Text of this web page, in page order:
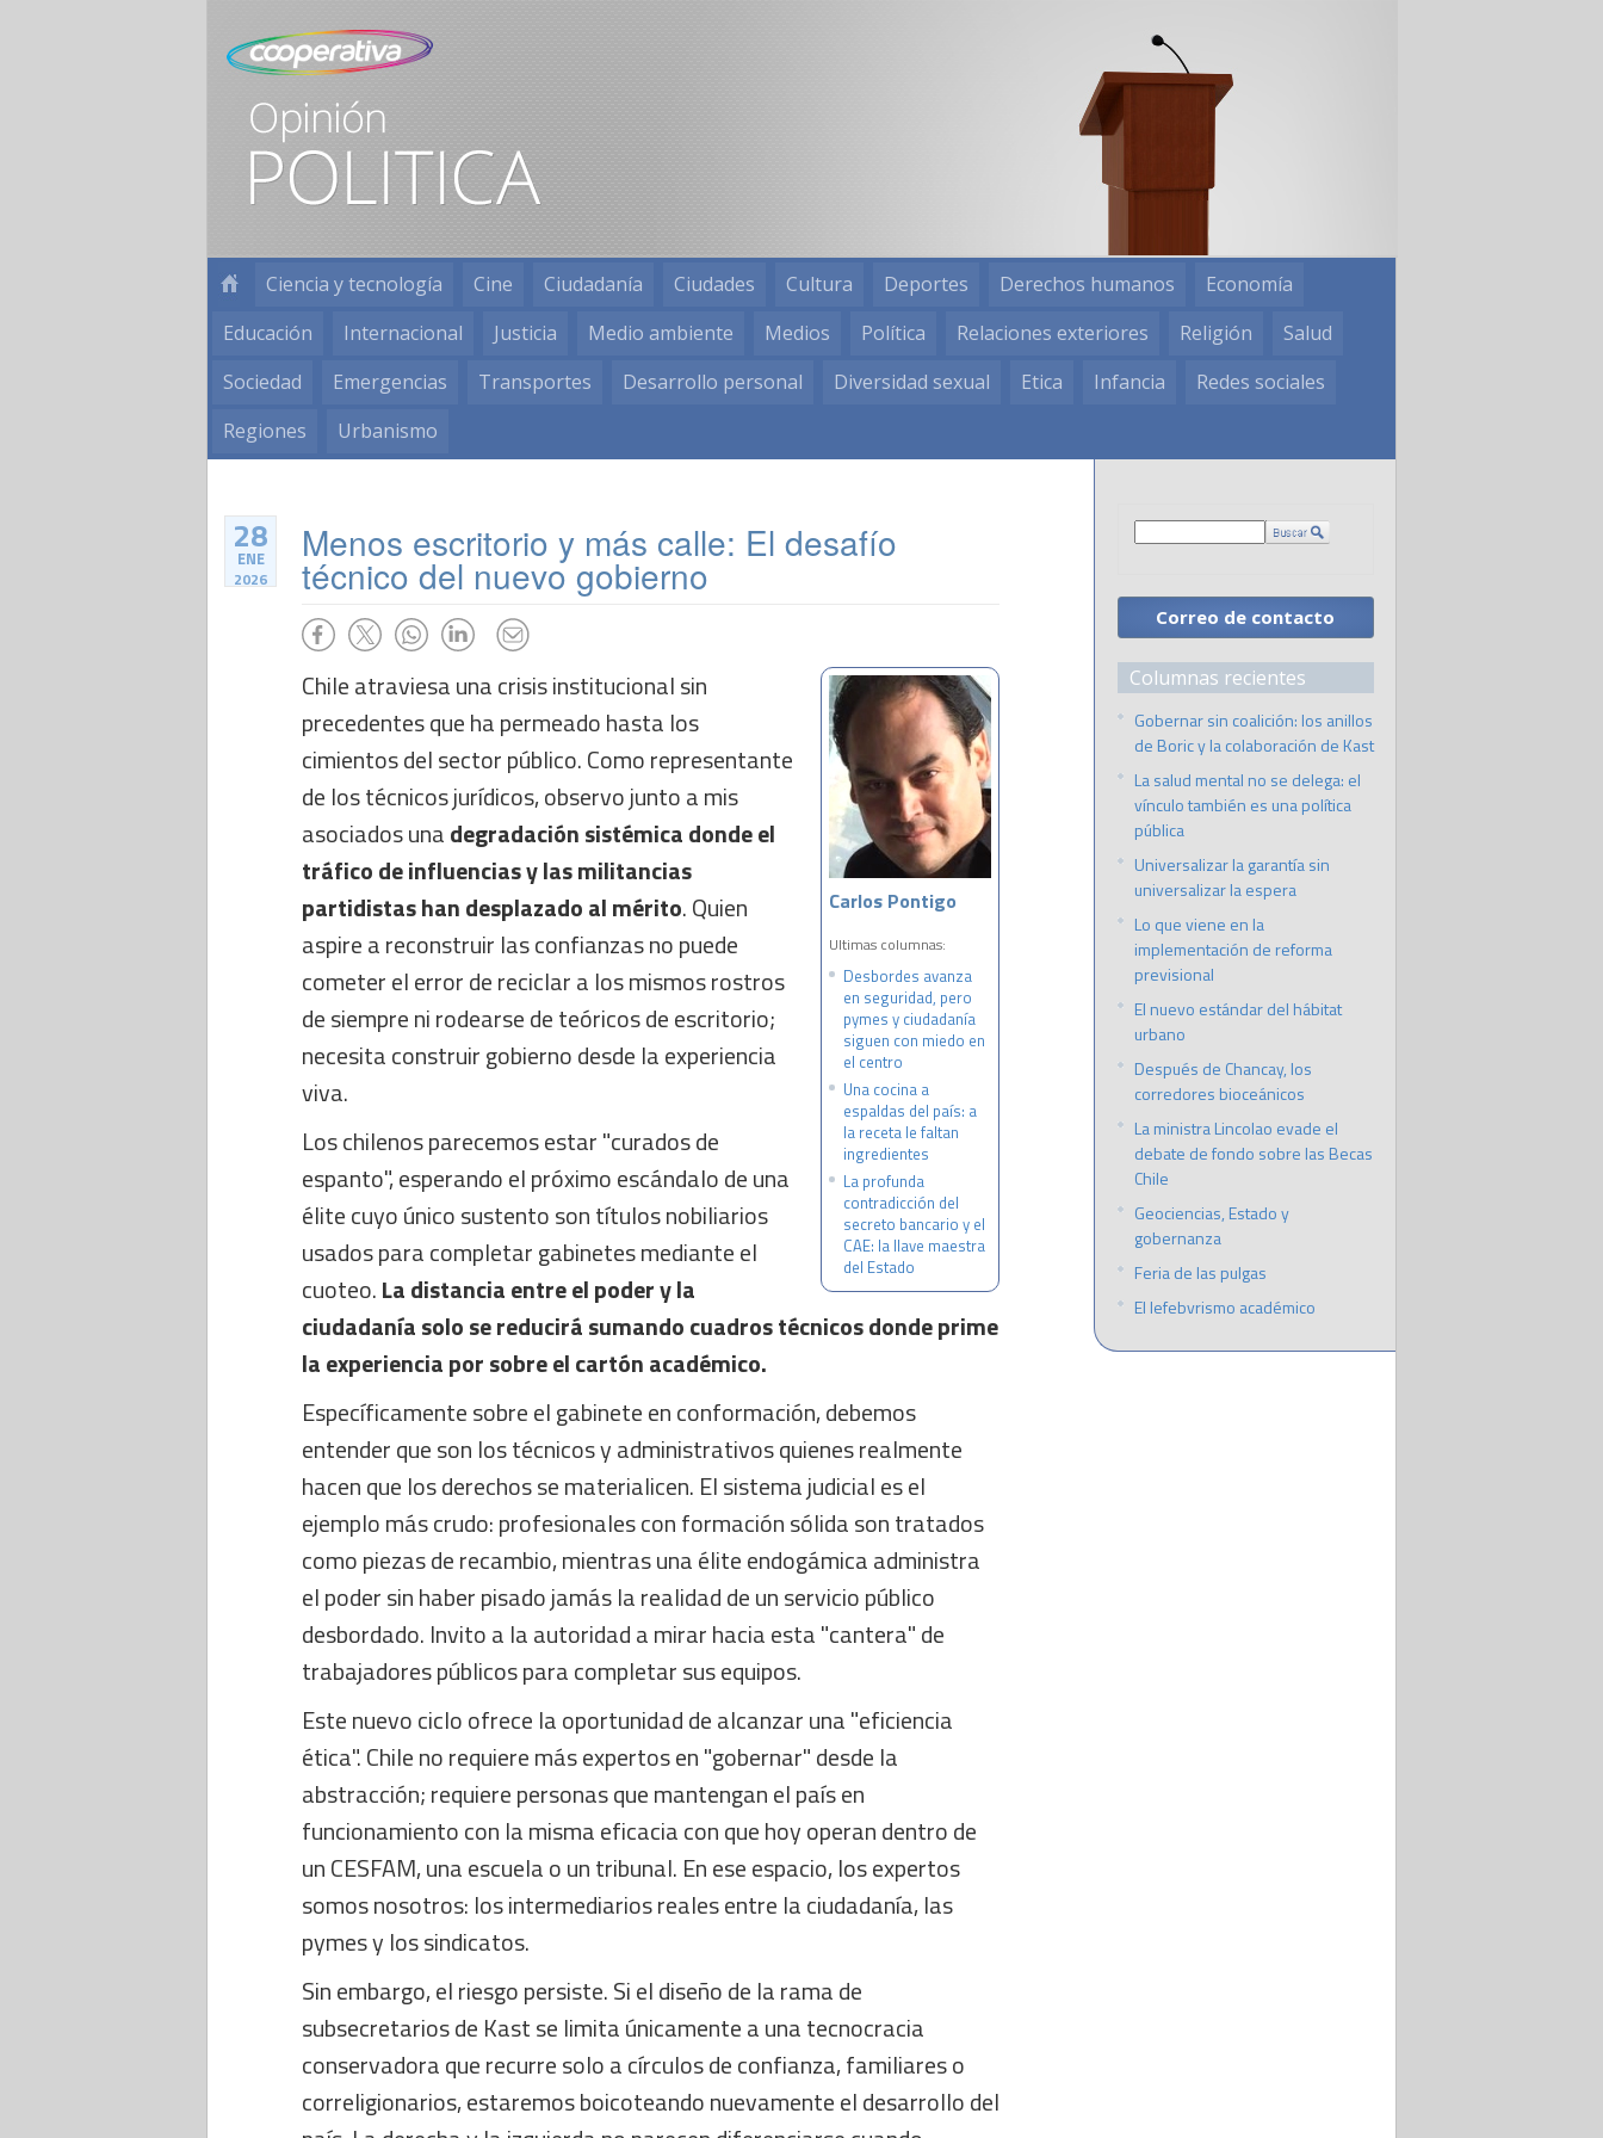
Ciencia y tecnología Cine Ciudadanía Ciudades Cultura Deportes Derechos humanos
Economía
Educación
Internacional Justicia Medio ambiente Medios Política Relaciones exteriores Religión
Salud
Sociedad
Emergencias Transportes Desarrollo personal Diversidad sexual Etica Infancia
Redes sociales
Regiones
Urbanismo
28
ENE
2026
Menos escritorio y más calle: El desafío
técnico del nuevo gobierno
Carlos Pontigo
Ultimas columnas:
Desbordes avanza
en seguridad, pero
pymes y ciudadanía
siguen con miedo en
el centro
Una cocina a
espaldas del país: a
la receta le faltan
ingredientes
La profunda
contradicción del
secreto bancario y el
CAE: la llave maestra
del Estado
Chile atraviesa una crisis institucional sin
precedentes que ha permeado hasta los
cimientos del sector público. Como representante
de los técnicos jurídicos, observo junto a mis
asociados unadegradación sistémica donde el
tráfico de influencias y las militancias
partidistas han desplazado al mérito. Quien
aspire a reconstruir las confianzas no puede
cometer el error de reciclar a los mismos rostros
de siempre ni rodearse de teóricos de escritorio;
necesita construir gobierno desde la experiencia
viva.
Los chilenos parecemos estar "curados de
espanto", esperando el próximo escándalo de una
élite cuyo único sustento son títulos nobiliarios
usados para completar gabinetes mediante el
cuoteo.La distancia entre el poder y la
ciudadanía solo se reducirá sumando cuadros técnicos donde prime
la experiencia por sobre el cartón académico.
Específicamente sobre el gabinete en conformación, debemos
entender que son los técnicos y administrativos quienes realmente
hacen que los derechos se materialicen. El sistema judicial es el
ejemplo más crudo: profesionales con formación sólida son tratados
como piezas de recambio, mientras una élite endogámica administra
el poder sin haber pisado jamás la realidad de un servicio público
desbordado. Invito a la autoridad a mirar hacia esta "cantera" de
trabajadores públicos para completar sus equipos.
Este nuevo ciclo ofrece la oportunidad de alcanzar una "eficiencia
ética". Chile no requiere más expertos en "gobernar" desde la
abstracción; requiere personas que mantengan el país en
funcionamiento con la misma eficacia con que hoy operan dentro de
un CESFAM, una escuela o un tribunal. En ese espacio, los expertos
somos nosotros: los intermediarios reales entre la ciudadanía, las
pymes y los sindicatos.
Sin embargo, el riesgo persiste. Si el diseño de la rama de
subsecretarios de Kast se limita únicamente a una tecnocracia
conservadora que recurre solo a círculos de confianza, familiares o
correligionarios, estaremos boicoteando nuevamente el desarrollo del
Correo de contacto
Columnas recientes
Gobernar sin coalición: los anillos
de Boric y la colaboración de Kast
La salud mental no se delega: el
vínculo también es una política
pública
Universalizar la garantía sin
universalizar la espera
Lo que viene en la
implementación de reforma
previsional
El nuevo estándar del hábitat
urbano
Después de Chancay, los
corredores bioceánicos
La ministra Lincolao evade el
debate de fondo sobre las Becas
Chile
Geociencias, Estado y
gobernanza
Feria de las pulgas
El lefebvrismo académico